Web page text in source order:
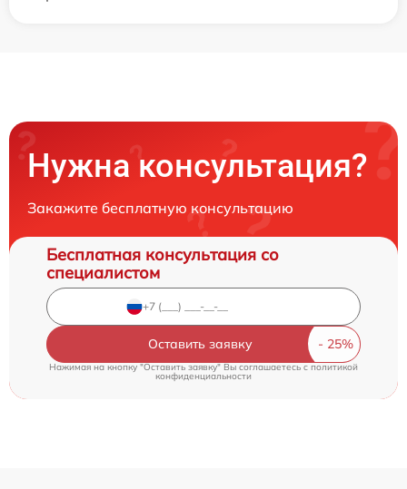
Нужна консультация?
Закажите бесплатную консультацию
Бесплатная консультация со
специалистом
Оставить заявку
Нажимая на кнопку "Оставить заявку" Вы соглашаетесь cполитикой
конфиденциальности